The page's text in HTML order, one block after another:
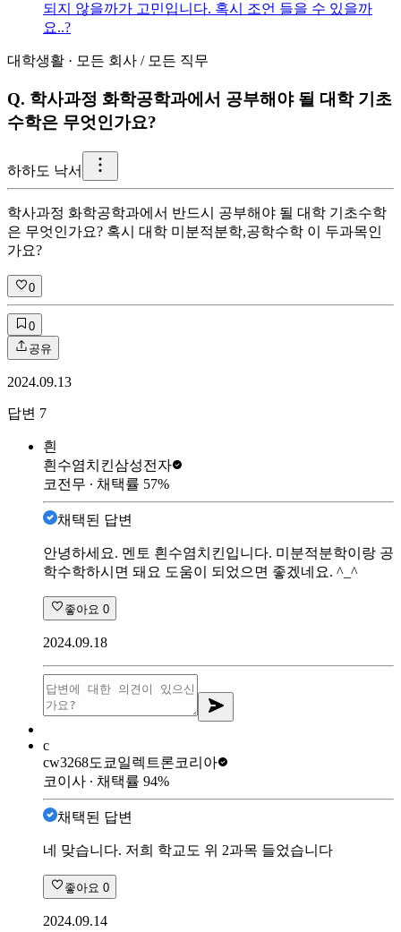
되지 않을까가 고민입니다. 혹시 조언 들을 수 있을까
요..?
대학생활 · 모든 회사 / 모든 직무
Q. 학사과정 화학공학과에서 공부해야 될 대학 기초
수학은 무엇인가요?
하하도 낙서
학사과정 화학공학과에서 반드시 공부해야 될 대학 기초수학
은 무엇인가요? 혹시 대학 미분적분학,공학수학 이 두과목인
가요?
0
0
공유
2024.09.13
답변 7
흰
흰수염치킨삼성전자
코전무 ∙ 채택률 57%
채택된 답변
안녕하세요. 멘토 흰수염치킨입니다. 미분적분학이랑 공
학수학하시면 돼요 도움이 되었으면 좋겠네요. ^_^
좋아요 0
2024.09.18
c
cw3268도쿄일렉트론코리아
코이사 ∙ 채택률 94%
채택된 답변
네 맞습니다. 저희 학교도 위 2과목 들었습니다
좋아요 0
2024.09.14